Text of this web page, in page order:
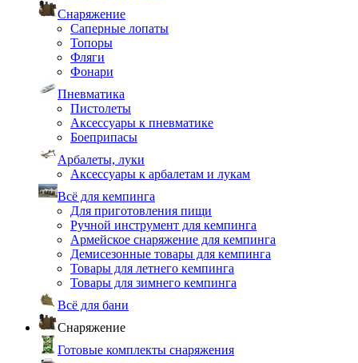
Снаряжение
Саперные лопаты
Топоры
Фляги
Фонари
Пневматика
Пистолеты
Аксессуары к пневматике
Боеприпасы
Арбалеты, луки
Аксессуары к арбалетам и лукам
Всё для кемпинга
Для приготовления пищи
Ручной инструмент для кемпинга
Армейское снаряжение для кемпинга
Демисезонные товары для кемпинга
Товары для летнего кемпинга
Товары для зимнего кемпинга
Всё для бани
Снаряжение
Готовые комплекты снаряжения